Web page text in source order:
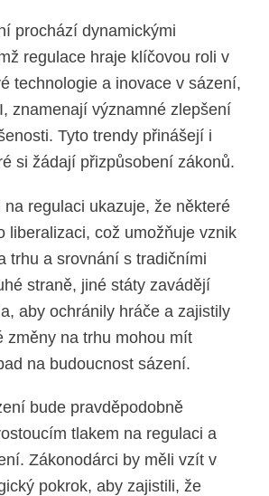
prochází dynamickými
regulace hraje klíčovou roli v
technologie a inovace v sázení,
znamenají významné zlepšení
Tyto trendy přinášejí i
si žádají přizpůsobení zákonů.
regulaci ukazuje, že některé
liberalizaci, což umožňuje vznik
trhu a srovnání s tradičními
straně, jiné státy zavádějí
aby ochránily hráče a zajistily
změny na trhu mohou mít
na budoucnost sázení.
bude pravděpodobně
tlakem na regulaci a
Zákonodárci by měli vzít v
pokrok, aby zajistili, že